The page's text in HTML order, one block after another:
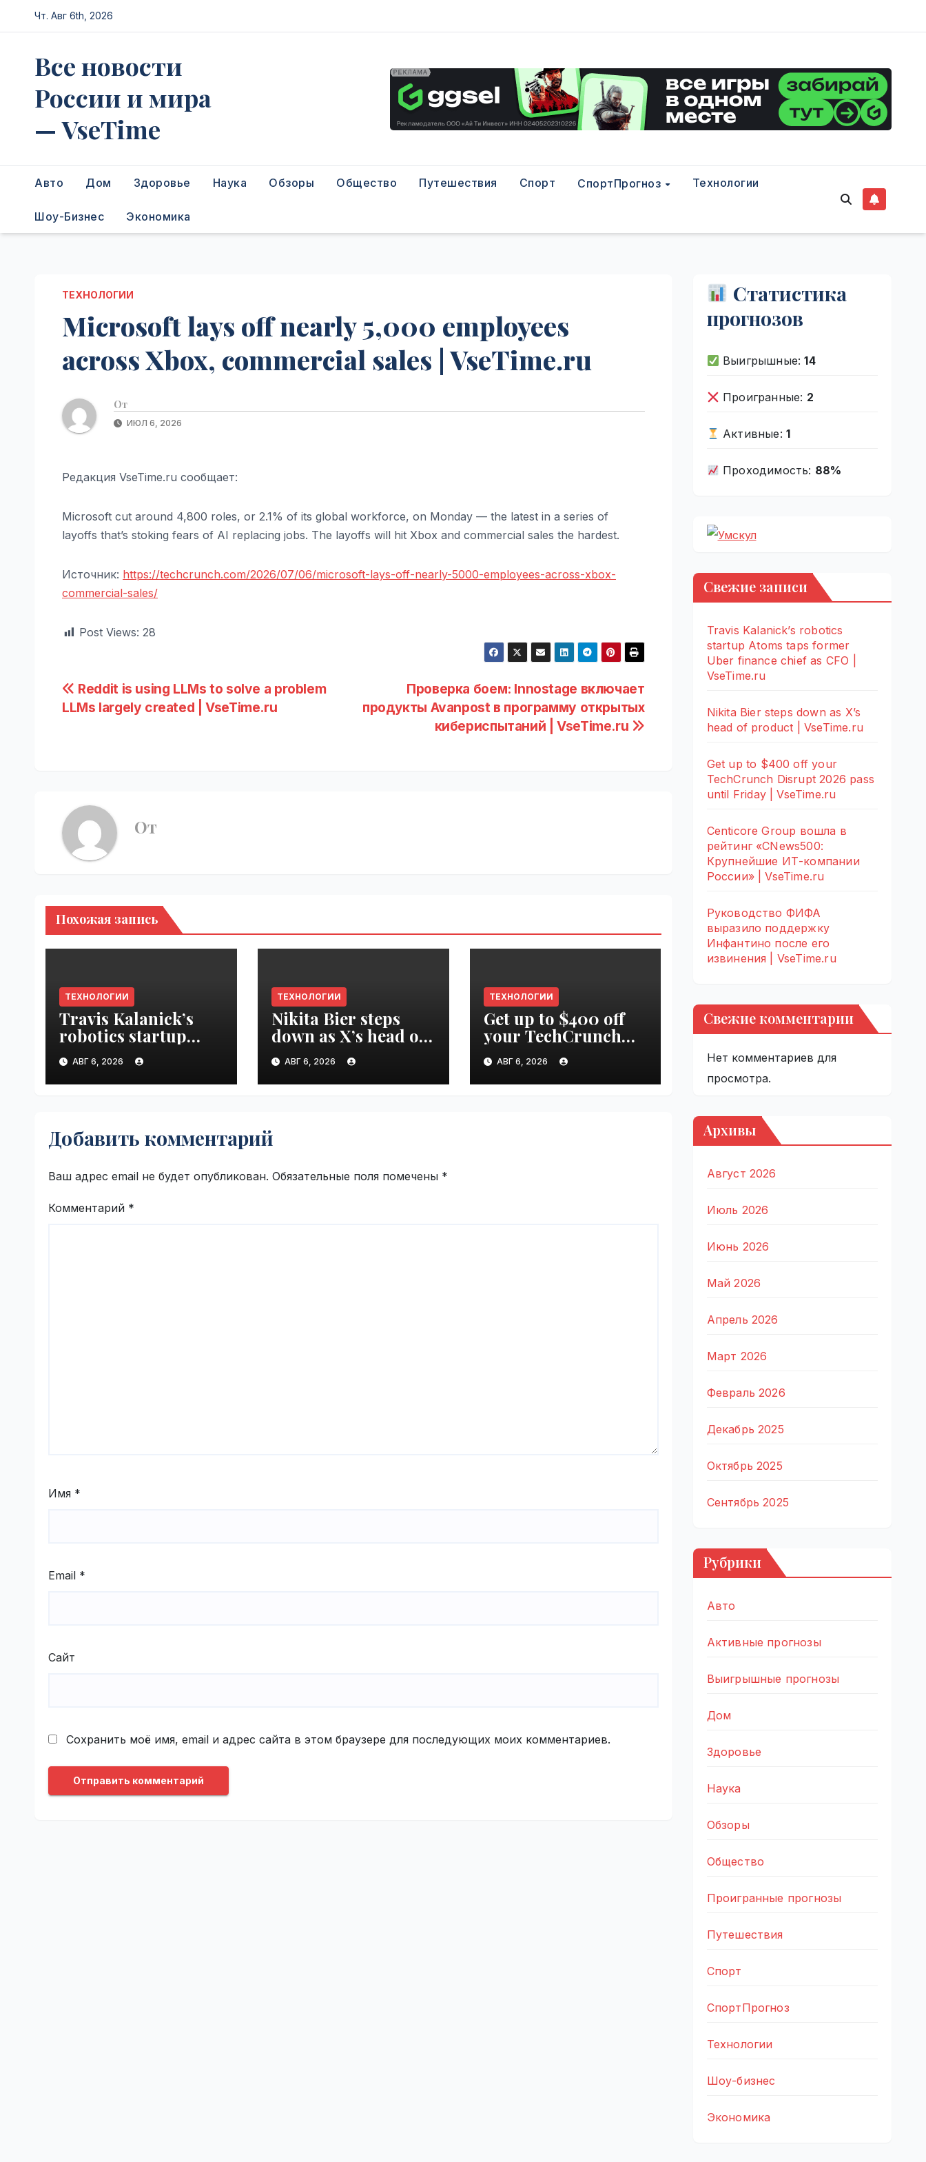
Перейти
к
Чт. Авг 6th, 2026
Все новости
России и мира
— VseTime
Авто Дом Здоровье Наука Обзоры Общество Путешествия Спорт СпортПрогноз Технологии
Шоу-Бизнес Экономика
ТЕХНОЛОГИИ
Microsoft lays off nearly 5,000 employees
across Xbox, commercial sales | VseTime.ru
От
ИЮЛ 6, 2026
Редакция VseTime.ru сообщает:
Microsoft cut around 4,800 roles, or 2.1% of its global workforce, on Monday — the latest in a series of
layoffs that’s stoking fears of AI replacing jobs. The layoffs will hit Xbox and commercial sales the hardest.
Источник: https://techcrunch.com/2026/07/06/microsoft-lays-off-nearly-5000-employees-across-xbox-
commercial-sales/
Post Views: 28
Навигация
по
Проверка боем: Innostage включает
продукты Avanpost в программу открытых
кибериспытаний | VseTime.ru
Reddit is using LLMs to solve a problem
LLMs largely created | VseTime.ru
От
Похожая запись
ТЕХНОЛОГИИ
Travis Kalanick’s
robotics startup
Atoms taps former
Uber finance chief as
CFO | VseTime.ru
АВГ 6, 2026
ТЕХНОЛОГИИ
Nikita Bier steps
down as X’s head of
product |
VseTime.ru
АВГ 6, 2026
ТЕХНОЛОГИИ
Get up to $400 off
your TechCrunch
Disrupt 2026 pass
until Friday |
VseTime.ru
АВГ 6, 2026
Добавить комментарий
Ваш адрес email не будет опубликован. Обязательные поля помечены *
Комментарий *
Имя *
Email *
Сайт
Сохранить моё имя, email и адрес сайта в этом браузере для последующих моих комментариев.
Статистика
прогнозов
Выигрышные:14
Проигранные: 2
Активные: 1
Проходимость: 88%
Свежие записи
Travis Kalanick’s robotics
startup Atoms taps former
Uber finance chief as CFO |
VseTime.ru
Nikita Bier steps down as X’s
head of product | VseTime.ru
Get up to $400 off your
TechCrunch Disrupt 2026 pass
until Friday | VseTime.ru
Centicore Group вошла в
рейтинг «CNews500:
Крупнейшие ИТ-компании
России» | VseTime.ru
Руководство ФИФА
выразило поддержку
Инфантино после его
извинения | VseTime.ru
Свежие комментарии
Нет комментариев для
просмотра.
Архивы
Август 2026
Июль 2026
Июнь 2026
Май 2026
Апрель 2026
Март 2026
Февраль 2026
Декабрь 2025
Октябрь 2025
Сентябрь 2025
Рубрики
Авто
Активные прогнозы
Выигрышные прогнозы
Дом
Здоровье
Наука
Обзоры
Общество
Проигранные прогнозы
Путешествия
Спорт
СпортПрогноз
Технологии
Шоу-бизнес
Экономика